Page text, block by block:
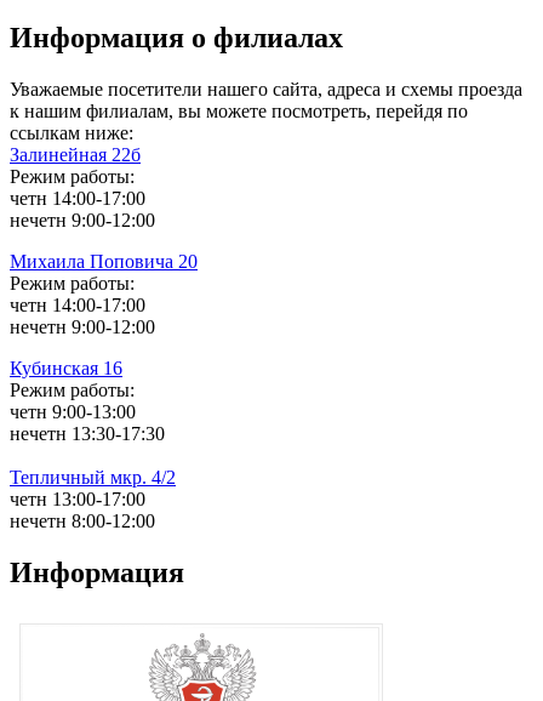
Информация о филиалах
Уважаемые посетители нашего сайта, адреса и схемы проезда
к нашим филиалам, вы можете посмотреть, перейдя по
ссылкам ниже:
Залинейная 22б
Режим работы:
четн 14:00-17:00
нечетн 9:00-12:00
Михаила Поповича 20
Режим работы:
четн 14:00-17:00
нечетн 9:00-12:00
Кубинская 16
Режим работы:
четн 9:00-13:00
нечетн 13:30-17:30
Тепличный мкр. 4/2
четн 13:00-17:00
нечетн 8:00-12:00
Информация